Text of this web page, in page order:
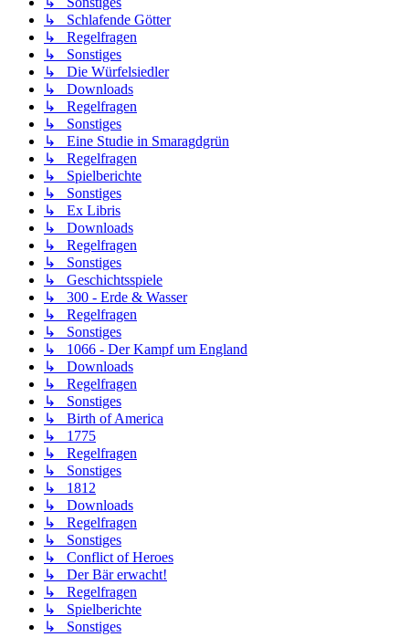
↳ Schlafende Götter
↳ Regelfragen
↳ Sonstiges
↳ Die Würfelsiedler
↳ Downloads
↳ Regelfragen
↳ Sonstiges
↳ Eine Studie in Smaragdgrün
↳ Regelfragen
↳ Spielberichte
↳ Sonstiges
↳ Ex Libris
↳ Downloads
↳ Regelfragen
↳ Sonstiges
↳ Geschichtsspiele
↳ 300 - Erde & Wasser
↳ Regelfragen
↳ Sonstiges
↳ 1066 - Der Kampf um England
↳ Downloads
↳ Regelfragen
↳ Sonstiges
↳ Birth of America
↳ 1775
↳ Regelfragen
↳ Sonstiges
↳ 1812
↳ Downloads
↳ Regelfragen
↳ Sonstiges
↳ Conflict of Heroes
↳ Der Bär erwacht!
↳ Regelfragen
↳ Spielberichte
↳ Sonstiges